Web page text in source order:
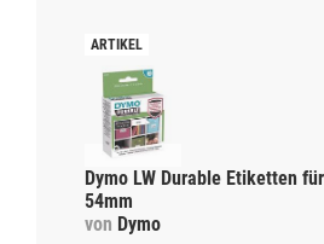
Dymo LW Durable Etiketten
54mm
von Dymo